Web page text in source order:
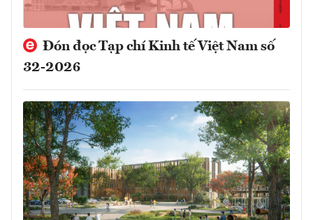
Đón đọc Tạp chí Kinh tế Việt Nam số
32-2026